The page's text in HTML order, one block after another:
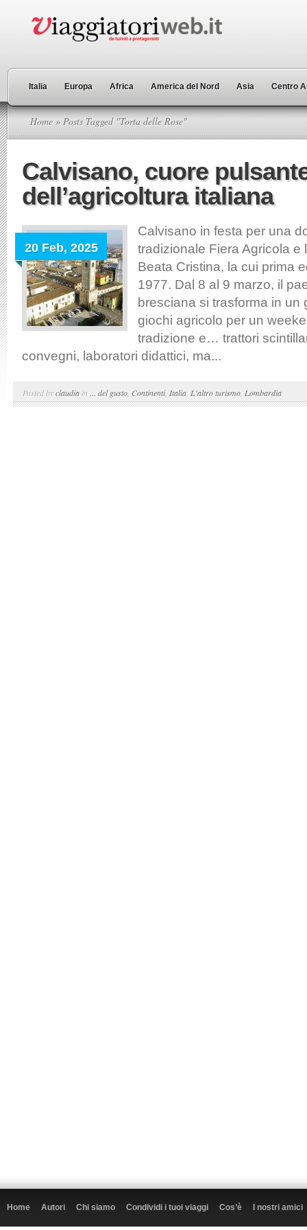
Italia Europa Africa America del Nord Asia Centro
Home » Posts Tagged "Torta delle Rose"
Calvisano, cuore
dell’agricoltura italiana
20 Feb, 2025
Calvisano in festa per una
tradizionale Fiera Agricola e
Beata Cristina, la cui prima
1977. Dal 8 al 9 marzo, il
bresciana si trasforma in un
giochi agricolo per un
tradizione e… trattori
convegni, laboratori didattici, ma...
Posted byclaudia in ... del gusto Continenti, Italia L'altro turismo Lombardia
Home Autori Chi siamo Condividi i tuoi viaggi Cos’è I nostri amici